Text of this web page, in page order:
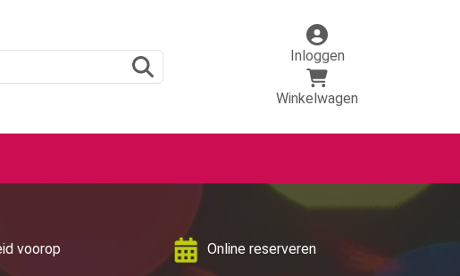
Inloggen
Winkelwagen
voorop Online reserveren